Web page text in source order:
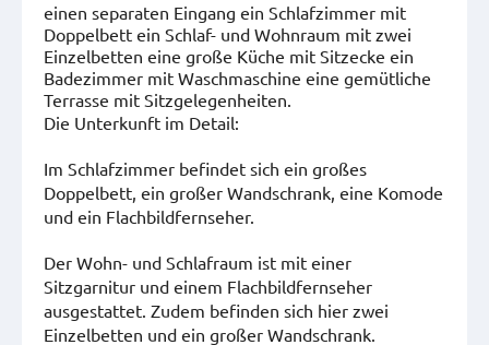
einen separaten Eingang ein Schlafzimmer mit
Doppelbett ein Schlaf- und Wohnraum mit zwei
Einzelbetten eine große Küche mit Sitzecke ein
Badezimmer mit Waschmaschine eine gemütliche
Terrasse mit Sitzgelegenheiten.
Die Unterkunft im Detail:
Im Schlafzimmer befindet sich ein großes
Doppelbett, ein großer Wandschrank, eine Komode
und ein Flachbildfernseher.
Der Wohn- und Schlafraum ist mit einer
Sitzgarnitur und einem Flachbildfernseher
ausgestattet. Zudem befinden sich hier zwei
Einzelbetten und ein großer Wandschrank.